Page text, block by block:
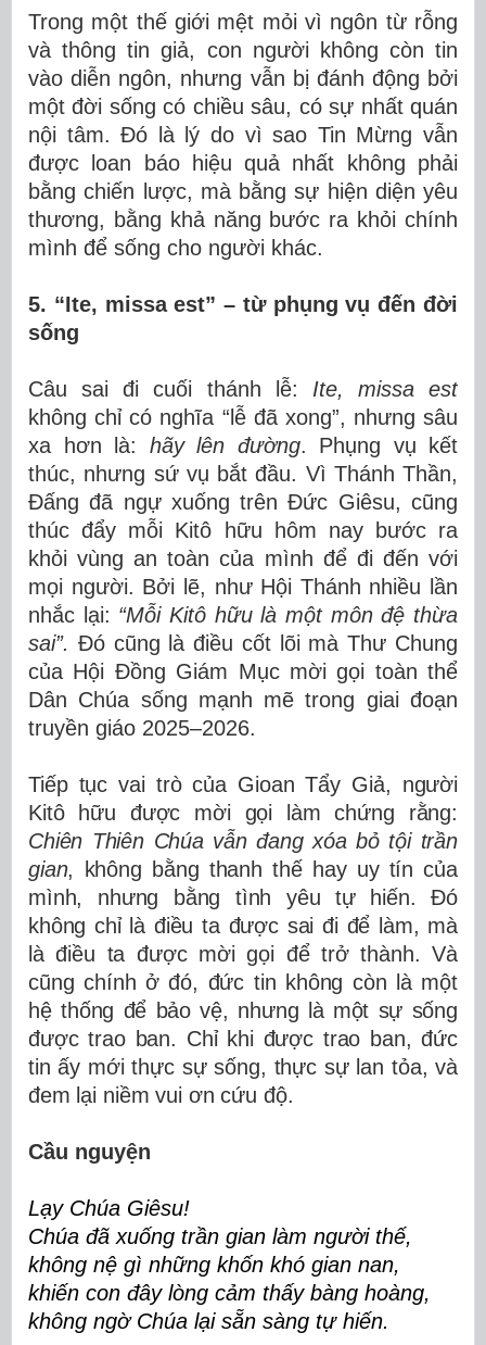
Trong một thế giới mệt mỏi vì ngôn từ rỗng
và thông tin giả, con người không còn tin
vào diễn ngôn, nhưng vẫn bị đánh động bởi
một đời sống có chiều sâu, có sự nhất quán
nội tâm. Đó là lý do vì sao Tin Mừng vẫn
được loan báo hiệu quả nhất không phải
bằng chiến lược, mà bằng sự hiện diện yêu
thương, bằng khả năng bước ra khỏi chính
mình để sống cho người khác.
5. “Ite, missa est” – từ phụng vụ đến đời
sống
Câu sai đi cuối thánh lễ: Ite, missa est
không chỉ có nghĩa “lễ đã xong”, nhưng sâu
xa hơn là: hãy lên đường. Phụng vụ kết
thúc, nhưng sứ vụ bắt đầu. Vì Thánh Thần,
Đấng đã ngự xuống trên Đức Giêsu, cũng
thúc đẩy mỗi Kitô hữu hôm nay bước ra
khỏi vùng an toàn của mình để đi đến với
mọi người. Bởi lẽ, như Hội Thánh nhiều lần
nhắc lại: “Mỗi Kitô hữu là một môn đệ thừa
sai”. Đó cũng là điều cốt lõi mà Thư Chung
của Hội Đồng Giám Mục mời gọi toàn thể
Dân Chúa sống mạnh mẽ trong giai đoạn
truyền giáo 2025–2026.
Tiếp tục vai trò của Gioan Tẩy Giả, người
Kitô hữu được mời gọi làm chứng rằng:
Chiên Thiên Chúa vẫn đang xóa bỏ tội trần
gian, không bằng thanh thế hay uy tín của
mình, nhưng bằng tình yêu tự hiến. Đó
không chỉ là điều ta được sai đi để làm, mà
là điều ta được mời gọi để trở thành. Và
cũng chính ở đó, đức tin không còn là một
hệ thống để bảo vệ, nhưng là một sự sống
được trao ban. Chỉ khi được trao ban, đức
tin ấy mới thực sự sống, thực sự lan tỏa, và
đem lại niềm vui ơn cứu độ.
Cầu nguyện
Lạy Chúa Giêsu!
Chúa đã xuống trần gian làm người thế,
không nệ gì những khốn khó gian nan,
khiến con đây lòng cảm thấy bàng hoàng,
không ngờ Chúa lại sẵn sàng tự hiến.